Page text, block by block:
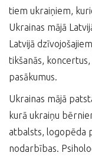
tiem ukraiņiem,
Ukrainas mājā
Latvijā
tikšanās,
pasākumus.
Ukrainas mājā
kurā ukraiņu
atbalsts, logopēda
nodarbības.